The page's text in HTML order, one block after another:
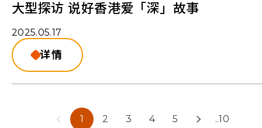
大型探访 说好香港爱「深」故事
2025.05.17
详情
1 2 3 4 5 ..10